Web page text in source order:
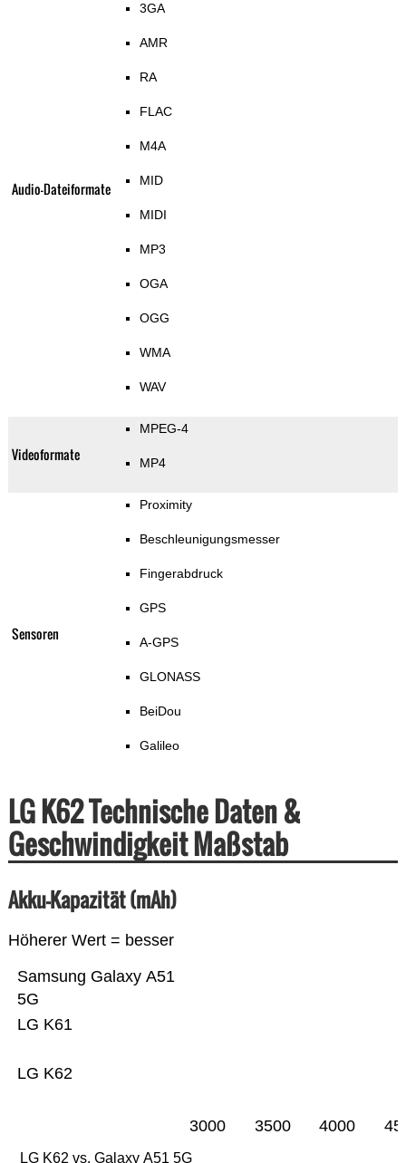
Audio-Dateiformate
3GA
AMR
RA
FLAC
M4A
MID
MIDI
MP3
OGA
OGG
WMA
WAV
Videoformate
MPEG-4
MP4
Sensoren
Proximity
Beschleunigungsmesser
Fingerabdruck
GPS
A-GPS
GLONASS
BeiDou
Galileo
LG K62 Technische Daten &
Geschwindigkeit Maßstab
Akku-Kapazität (mAh)
Höherer Wert = besser
LG K62
LG K61
Samsung Galaxy A51
5G
3000 3500 4000
LG K62 vs. Galaxy A51 5G